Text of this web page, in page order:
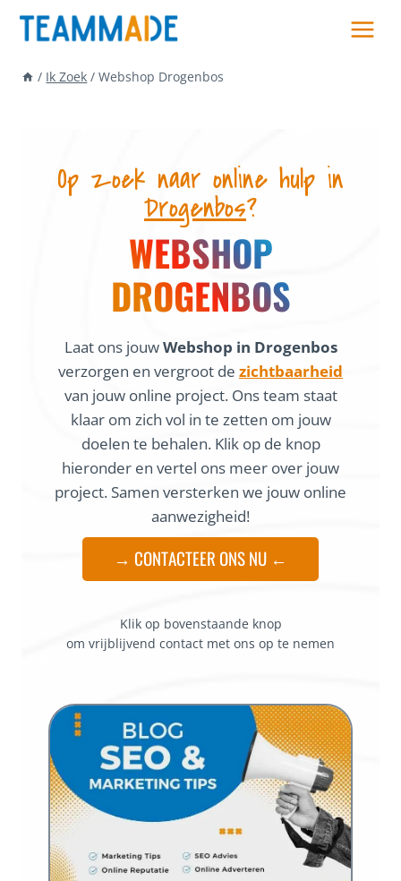
Skip
/ Ik Zoek / Webshop Drogenbos
Op zoek naar online hulp in
Drogenbos?
WEBSHOP
DROGENBOS
Laat ons jouwWebshop in Drogenbos
verzorgen en vergroot de zichtbaarheid
van jouw online project. Ons team staat
klaar om zich vol in te zetten om jouw
doelen te behalen. Klik op de knop
hieronder en vertel ons meer over jouw
project. Samen versterken we jouw online
aanwezigheid!
→ CONTACTEER ONS NU ←
Klik op bovenstaande knop
om vrijblijvend contact met ons op te nemen